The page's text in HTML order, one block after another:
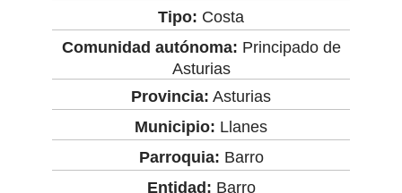
Tipo: Costa
Comunidad autónoma: Principado de
Asturias
Provincia: Asturias
Municipio: Llanes
Parroquia: Barro
Entidad: Barro